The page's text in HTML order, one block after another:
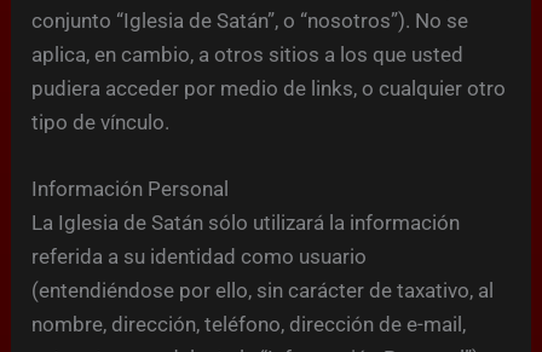
conjunto “Iglesia de Satán”, o “nosotros”). No se
aplica, en cambio, a otros sitios a los que usted
pudiera acceder por medio de links, o cualquier otro
tipo de vínculo.
Información Personal
La Iglesia de Satán sólo utilizará la información
referida a su identidad como usuario
(entendiéndose por ello, sin carácter de taxativo, al
nombre, dirección, teléfono, dirección de e-mail,